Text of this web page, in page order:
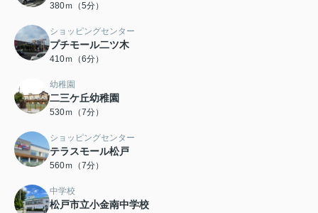
380ｍ（5分）
ショッピングセンター
プチモール二ツ木
410ｍ（6分）
幼稚園
二三ケ丘幼稚園
530ｍ（7分）
ショッピングセンター
テラスモール松戸
560ｍ（7分）
中学校
松戸市立小金南中学校